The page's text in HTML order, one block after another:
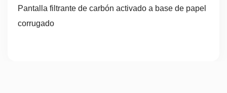
Pantalla filtrante de carbón activado a base de papel
corrugado